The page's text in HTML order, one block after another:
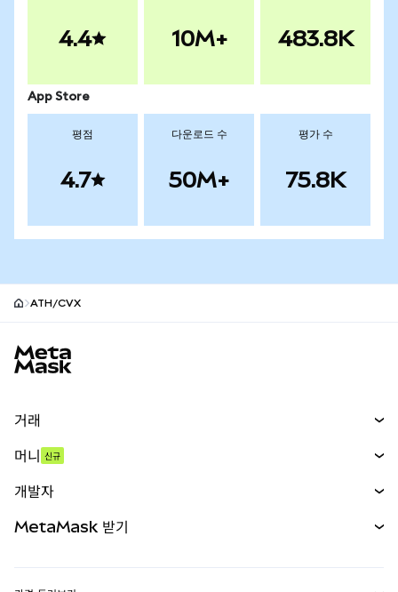
4.4 10M+ 483.8K
App Store
평점
4.7
다운로드 수
50M+
평가 수
75.8K
ATH/CVX
거래
무기한 선물
실물자산
머니 신규
개발자
MetaMask 받기